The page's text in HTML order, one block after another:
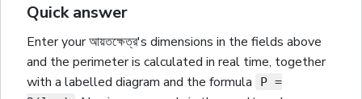
Quick answer
Enter yourআয়তক্ষেত্র's dimensions in the fields above
and the perimeteris calculated in real time, together
with a labelled diagram and the formula
P =